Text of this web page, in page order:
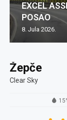
Žepče
Clear Sky
EXCEL
POSAO
8. Jula 2026.